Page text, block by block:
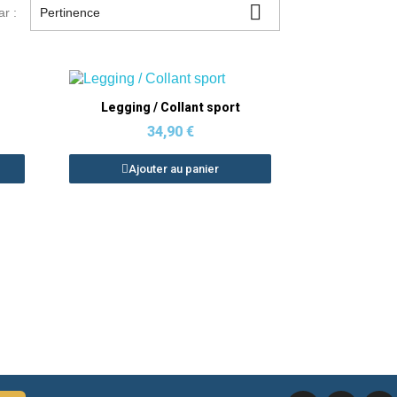
: Pertinence 
Aperçu rapide
Legging / Collant sport
34,90 €
Ajouter au panier